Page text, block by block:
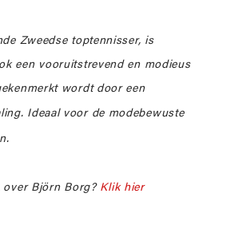
Zweedse toptennisser, is
een vooruitstrevend en modieus
wordt door een
Ideaal voor de modebewuste
over Björn Borg? Klik hier